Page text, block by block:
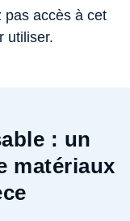
pas accès à cet
utiliser.
: un
matériaux